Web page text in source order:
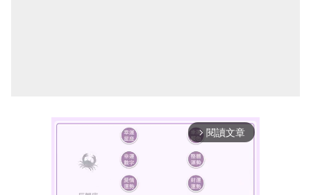
arrow_forward_ios 閱讀文章